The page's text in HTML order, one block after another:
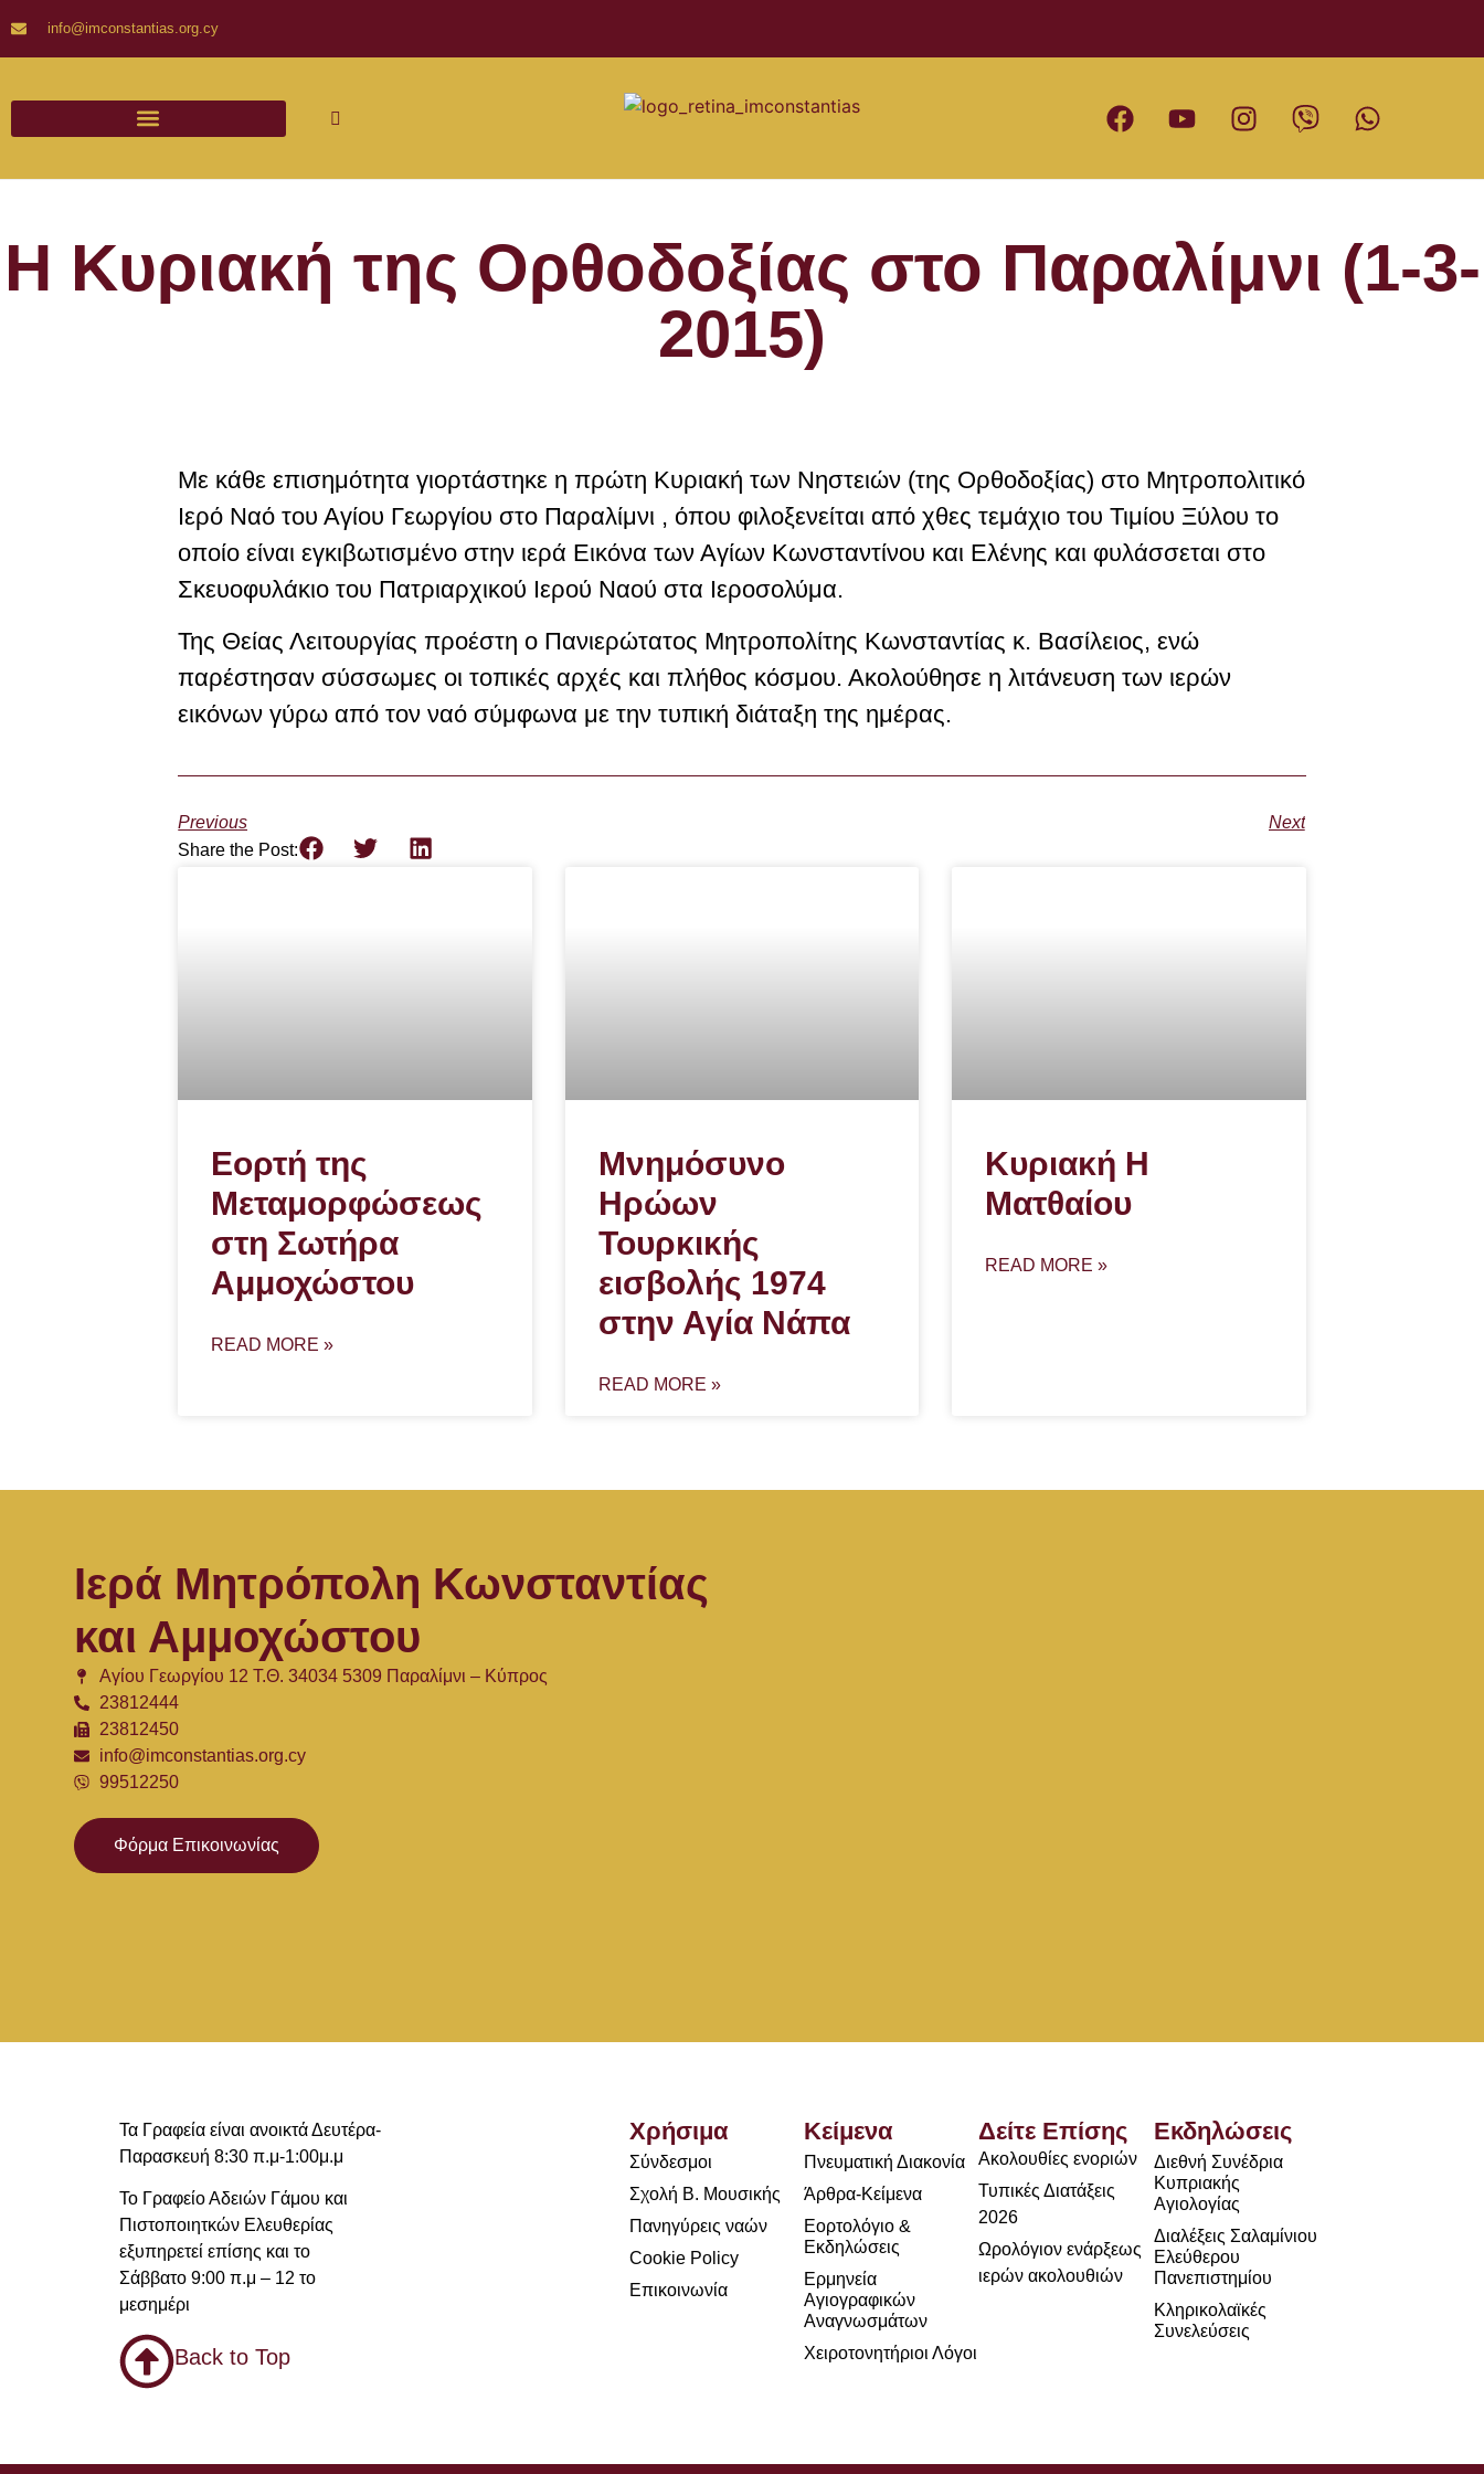
info@imconstantias.org.cy
Η Κυριακή της Ορθοδοξίας στο Παραλίμνι (1-3-
2015)
Με κάθε επισημότητα γιορτάστηκε η πρώτη Κυριακή των Νηστειών (της Ορθοδοξίας) στο Μητροπολιτικό
Ιερό Ναό του Αγίου Γεωργίου στο Παραλίμνι , όπου φιλοξενείται από χθες τεμάχιο του Τιμίου Ξύλου το
οποίο είναι εγκιβωτισμένο στην ιερά Εικόνα των Αγίων Κωνσταντίνου και Ελένης και φυλάσσεται στο
Σκευοφυλάκιο του Πατριαρχικού Ιερού Ναού στα Ιεροσολύμα.
Της Θείας Λειτουργίας προέστη ο Πανιερώτατος Μητροπολίτης Κωνσταντίας κ. Βασίλειος, ενώ
παρέστησαν σύσσωμες οι τοπικές αρχές και πλήθος κόσμου. Ακολούθησε η λιτάνευση των ιερών
εικόνων γύρω από τον ναό σύμφωνα με την τυπική διάταξη της ημέρας.
Previous
Next
Share the Post:
Εορτή της
Μεταμορφώσεως
στη Σωτήρα
Αμμοχώστου
READ MORE »
Μνημόσυνο
Ηρώων
Τουρκικής
εισβολής 1974
στην Αγία Νάπα
READ MORE »
Κυριακή Η
Ματθαίου
READ MORE »
Ιερά Μητρόπολη Κωνσταντίας
και Αμμοχώστου
Αγίου Γεωργίου 12 Τ.Θ. 34034 5309 Παραλίμνι – Κύπρος
23812444
23812450
info@imconstantias.org.cy
99512250
Φόρμα Επικοινωνίας
Τα Γραφεία είναι ανοικτά Δευτέρα-
Παρασκευή 8:30 π.μ-1:00μ.μ
Το Γραφείο Αδειών Γάμου και
Πιστοποιητκών Ελευθερίας
εξυπηρετεί επίσης και το
Σάββατο 9:00 π.μ – 12 το
μεσημέρι
Back to Top
Χρήσιμα
Σύνδεσμοι
Σχολή Β. Μουσικής
Πανηγύρεις ναών
Cookie Policy
Επικοινωνία
Κείμενα
Πνευματική Διακονία
Άρθρα-Κείμενα
Εορτολόγιο &
Εκδηλώσεις
Ερμηνεία
Αγιογραφικών
Αναγνωσμάτων
Χειροτονητήριοι Λόγοι
Δείτε Επίσης
Ακολουθίες ενοριών
Τυπικές Διατάξεις
2026
Ωρολόγιον ενάρξεως
ιερών ακολουθιών
Εκδηλώσεις
Διεθνή Συνέδρια
Κυπριακής
Αγιολογίας
Διαλέξεις Σαλαμίνιου
Ελεύθερου
Πανεπιστημίου
Κληρικολαϊκές
Συνελεύσεις